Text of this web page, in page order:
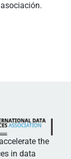
the
in data